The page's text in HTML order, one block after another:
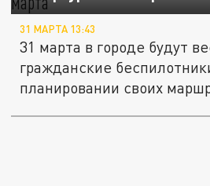
31 МАРТА 13:43
31 марта в городе будут
гражданские
планировании своих